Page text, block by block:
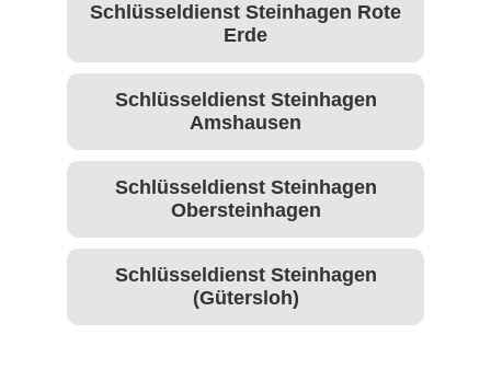
Schlüsseldienst Steinhagen Rote
Erde
Schlüsseldienst Steinhagen
Amshausen
Schlüsseldienst Steinhagen
Obersteinhagen
Schlüsseldienst Steinhagen
(Gütersloh)